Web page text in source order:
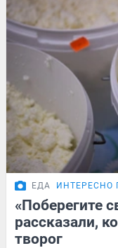
ЕДА ИНТЕРЕСНО
«Поберегите
рассказали,
творог